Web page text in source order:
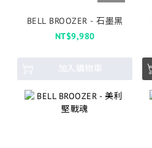
BELL BROOZER - 石墨黑
NT$9,980
加入購物車